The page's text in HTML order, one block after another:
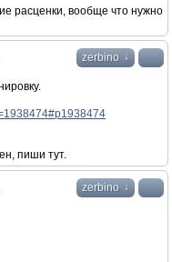
расценки, вообще что нужно
zerbino ↓
пиши тут.
zerbino ↓